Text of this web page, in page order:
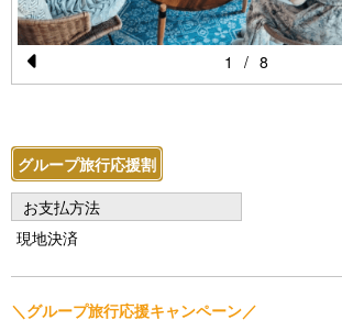
Pr
vi
o
u
s
1 / 8
グループ旅行応援割
お支払方法
現地決済
＼グループ旅行応援キャンペーン／